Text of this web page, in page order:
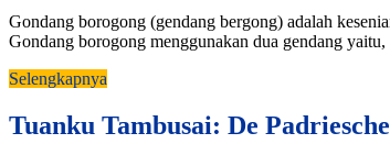
Gondang borogong (gendang bergong) adalah
Gondang borogong menggunakan dua gendang
Selengkapnya
Tuanku Tambusai: De